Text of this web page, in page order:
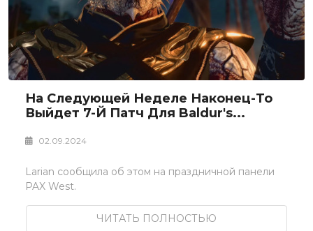
На Следующей Неделе Наконец-То
Выйдет 7-Й Патч Для Baldur's...
02.09.2024
Larian сообщила об этом на праздничной панели
PAX West.
ЧИТАТЬ ПОЛНОСТЬЮ